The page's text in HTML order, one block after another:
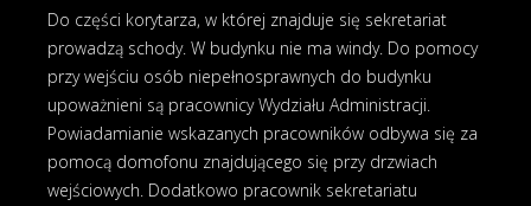
Do części korytarza, w której znajduje się sekretariat
prowadzą schody. W budynku nie ma windy. Do pomocy
przy wejściu osób niepełnosprawnych do budynku
upoważnieni są pracownicy Wydziału Administracji.
Powiadamianie wskazanych pracowników odbywa się za
pomocą domofonu znajdującego się przy drzwiach
wejściowych. Dodatkowo pracownik sekretariatu